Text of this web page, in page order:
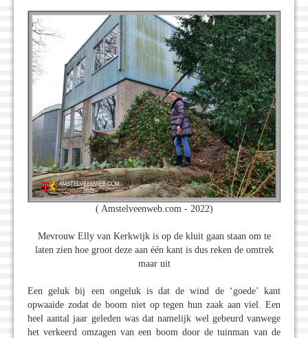
( Amstelveenweb.com - 2022)
Mevrouw Elly van Kerkwijk is op de kluit gaan staan om te
laten zien hoe groot deze aan één kant is dus reken de omtrek
maar uit
Een geluk bij een ongeluk is dat de wind de ‘goede’ kant
opwaaide zodat de boom niet op tegen hun zaak aan viel. Een
heel aantal jaar geleden was dat namelijk wel gebeurd vanwege
het verkeerd omzagen van een boom door de tuinman van de